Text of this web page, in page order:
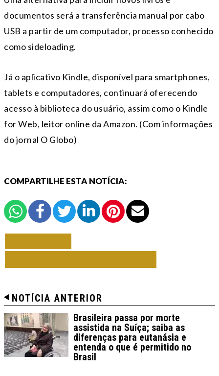
documentos será a transferência manual por cabo
USB a partir de um computador, processo conhecido
como sideloading.
Já o aplicativo Kindle, disponível para smartphones,
tablets e computadores, continuará oferecendo
acesso à biblioteca do usuário, assim como o Kindle
for Web, leitor online da Amazon. (Com informações
do jornal O Globo)
COMPARTILHE ESTA NOTÍCIA:
NOTÍCIA ANTERIOR
Brasileira passa por morte
assistida na Suíça; saiba as
diferenças para eutanásia e
entenda o que é permitido no
Brasil